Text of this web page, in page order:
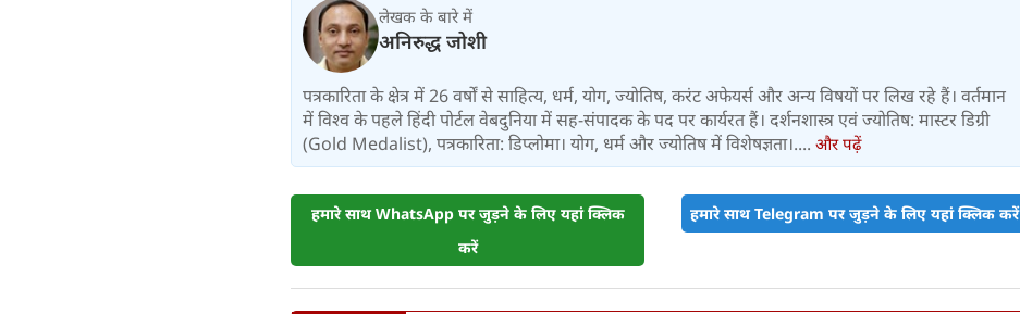
लेखक के बारे में
अनिरुद्ध जोशी
पत्रकारिता के क्षेत्र में 26 वर्षों से साहित्य, धर्म, योग, ज्योतिष, करंट अफेयर्स और अन्य विषयों पर लिख रहे हैं। वर्तमान
में विश्‍व के पहले हिंदी पोर्टल वेबदुनिया में सह-संपादक के पद पर कार्यरत हैं। दर्शनशास्त्र एवं ज्योतिष: मास्टर डिग्री
(Gold Medalist), पत्रकारिता: डिप्लोमा। योग, धर्म और ज्योतिष में विशेषज्ञता।.... और पढ़ें
हमारे साथ WhatsApp पर जुड़ने के लिए यहां क्लिक
करें
हमारे साथ Telegram पर जुड़ने के लिए यहां क्लिक करें